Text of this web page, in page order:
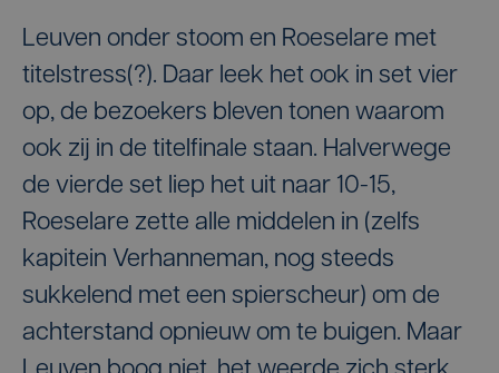
Leuven onder stoom en Roeselare met
titelstress(?). Daar leek het ook in set vier
op, de bezoekers bleven tonen waarom
ook zij in de titelfinale staan. Halverwege
de vierde set liep het uit naar 10-15,
Roeselare zette alle middelen in (zelfs
kapitein Verhanneman, nog steeds
sukkelend met een spierscheur) om de
achterstand opnieuw om te buigen. Maar